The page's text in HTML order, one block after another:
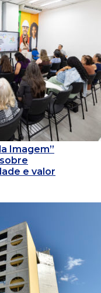
Imagem”
e valor